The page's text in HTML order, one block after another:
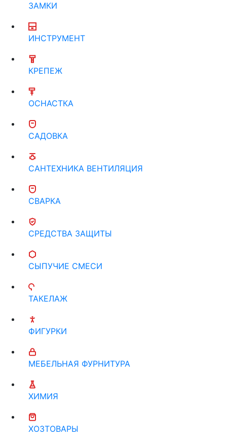
ЗАМКИ
ИНСТРУМЕНТ
КРЕПЕЖ
ОСНАСТКА
САДОВКА
САНТЕХНИКА ВЕНТИЛЯЦИЯ
СВАРКА
СРЕДСТВА ЗАЩИТЫ
СЫПУЧИЕ СМЕСИ
ТАКЕЛАЖ
ФИГУРКИ
МЕБЕЛЬНАЯ ФУРНИТУРА
ХИМИЯ
ХОЗТОВАРЫ